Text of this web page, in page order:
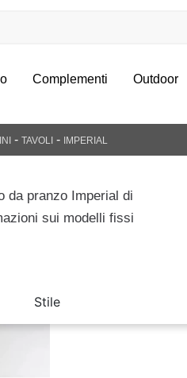
Complementi Outdoor
- TAVOLI - IMPERIAL
da pranzo Imperial di
sui modelli fissi
Stile